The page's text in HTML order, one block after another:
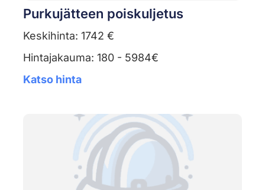
Purkujätteen poiskuljetus
Keskihinta: 1742 €
Hintajakauma: 180 - 5984€
Katso hinta